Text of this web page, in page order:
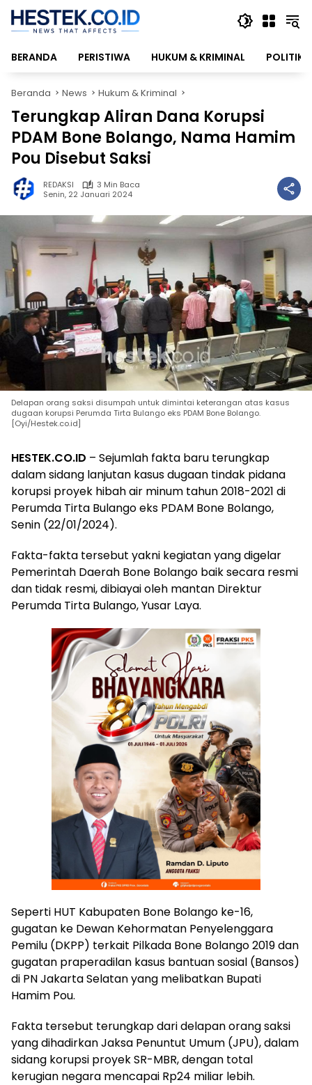
Langsung
konten
BERANDA
PERISTIWA HUKUM & KRIMINAL POLITIK
Beranda News Hukum & Kriminal
Terungkap Aliran Dana Korupsi
PDAM Bone Bolango, Nama Hamim
Pou Disebut Saksi
REDAKSI
3 Min Baca
Senin, 22 Januari 2024
Delapan orang saksi disumpah untuk dimintai keterangan atas kasus
dugaan korupsi Perumda Tirta Bulango eks PDAM Bone Bolango.
[Oyi/Hestek.co.id]
HESTEK.CO.ID – Sejumlah fakta baru terungkap
dalam sidang lanjutan kasus dugaan tindak pidana
korupsi proyek hibah air minum tahun 2018-2021 di
Perumda Tirta Bulango eks PDAM Bone Bolango,
Senin (22/01/2024).
Fakta-fakta tersebut yakni kegiatan yang digelar
Pemerintah Daerah Bone Bolango baik secara resmi
dan tidak resmi, dibiayai oleh mantan Direktur
Perumda Tirta Bulango, Yusar Laya.
Seperti HUT Kabupaten Bone Bolango ke-16,
gugatan ke Dewan Kehormatan Penyelenggara
Pemilu (DKPP) terkait Pilkada Bone Bolango 2019 dan
gugatan praperadilan kasus bantuan sosial (Bansos)
di PN Jakarta Selatan yang melibatkan Bupati
Hamim Pou.
Fakta tersebut terungkap dari delapan orang saksi
yang dihadirkan Jaksa Penuntut Umum (JPU), dalam
sidang korupsi proyek SR-MBR, dengan total
kerugian negara mencapai Rp24 miliar lebih.